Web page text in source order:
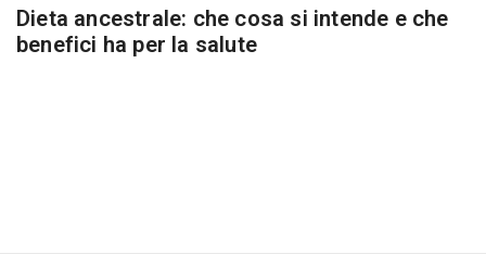
Dieta ancestrale: che cosa si intende e che
benefici ha per la salute